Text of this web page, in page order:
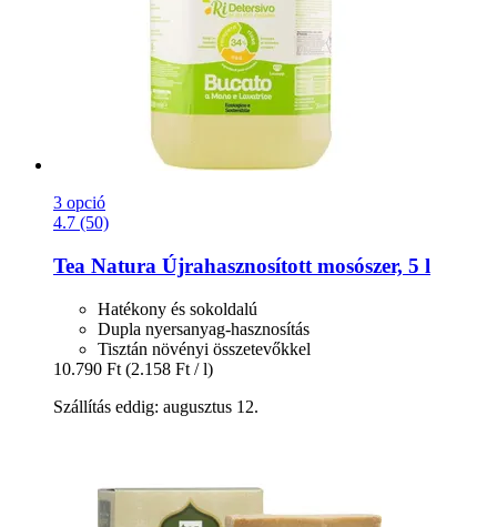
3 opció
4.7 (50)
Tea Natura Újrahasznosított mosószer, 5 l
Hatékony és sokoldalú
Dupla nyersanyag-hasznosítás
Tisztán növényi összetevőkkel
10.790 Ft (2.158 Ft / l)
Szállítás eddig: augusztus 12.